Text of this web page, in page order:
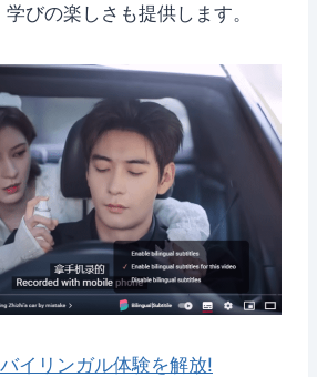
びの楽しさも提供します。
イリンガル体験を解放!